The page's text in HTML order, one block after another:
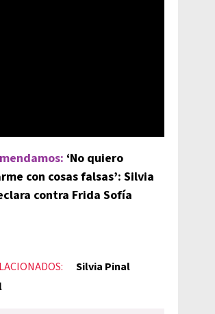
‘No quiero
con cosas falsas’: Silvia
contra Frida Sofía
Silvia Pinal